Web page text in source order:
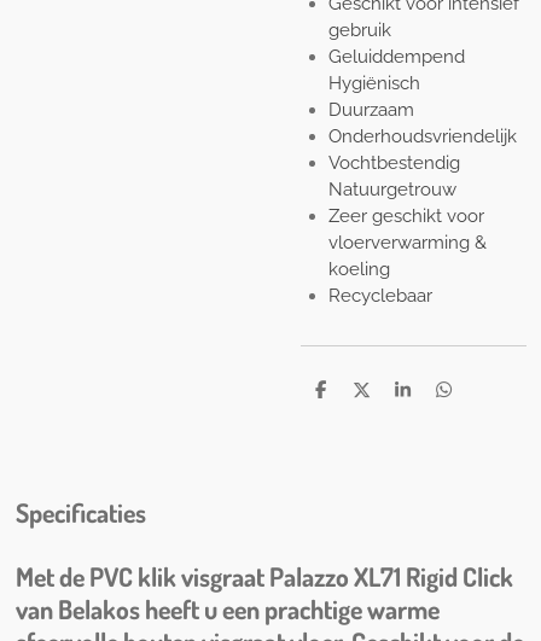
gebruik
Geluiddempend
Hygiënisch
Duurzaam
Onderhoudsvriendelijk
Vochtbestendig
Natuurgetrouw
Zeer geschikt voor
vloerverwarming &
koeling
Recyclebaar
D
D
S
D
Specificaties
Met de PVC klik visgraat Palazzo XL71 Rigid Click
van Belakos heeft u een prachtige warme